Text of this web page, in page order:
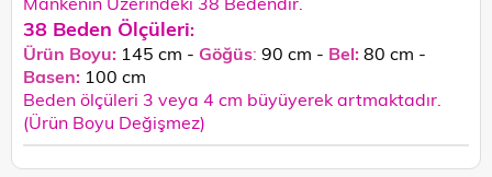
38 Beden Ölçüleri:
Ürün Boyu: 145 cm - Göğüs: 90 cm - Bel:80 cm -
Basen: 100 cm
Beden ölçüleri 3 veya 4 cm büyüyerek artmaktadır.
(Ürün Boyu Değişmez)